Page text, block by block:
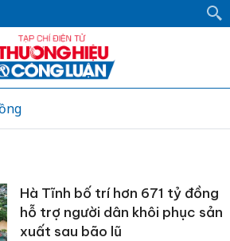
Hà Tĩnh bố trí hơn 671 tỷ đồng
hỗ trợ người dân khôi phục sản
xuất sau bão lũ